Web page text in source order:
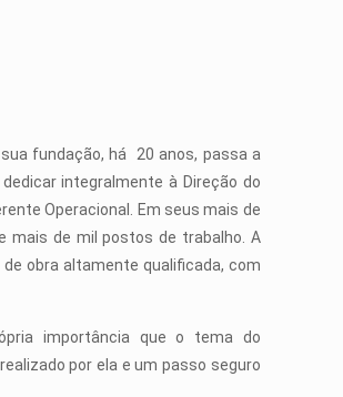
fundação, há 20 anos, passa a
integralmente à Direção do
Operacional. Em seus mais de
mais de mil postos de trabalho. A
obra altamente qualificada, com
importância que o tema do
por ela e um passo seguro